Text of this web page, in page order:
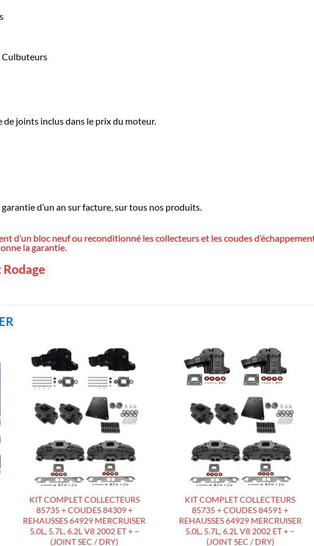
Culbuteurs
joints inclus dans le prix du moteur.
d’un an sur facture, sur tous nos produits.
d’un bloc neuf ou reconditionné les collecteurs et les coudes
la garantie.
AJOUTER
À LA
D’ENVIES
KIT COMPLET COLLECTEURS
85735 + COUDES 84309 +
REHAUSSES 64929 MERCRUISER
5.0L, 5.7L, 6.2L V8 2002 ET + –
(JOINT SEC / DRY)
AJOUTER
À LA
D’ENVIES
KIT COMPLET COLLECTEURS
85735 + COUDES 84591 +
REHAUSSES 64929 MERCRUISER
5.0L, 5.7L, 6.2L V8 2002 ET + –
(JOINT SEC / DRY)